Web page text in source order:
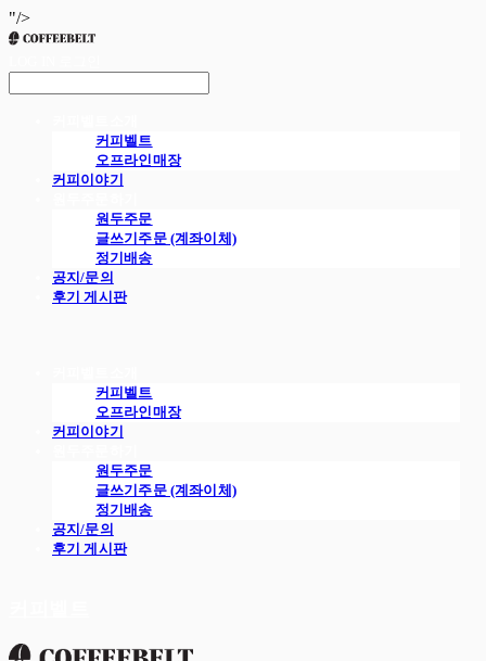
"/>
커피벨트
오프라인매장
커피이야기
원두주문
글쓰기주문 (계좌이체)
정기배송
공지/문의
후기 게시판
커피벨트
오프라인매장
커피이야기
원두주문
글쓰기주문 (계좌이체)
정기배송
공지/문의
후기 게시판